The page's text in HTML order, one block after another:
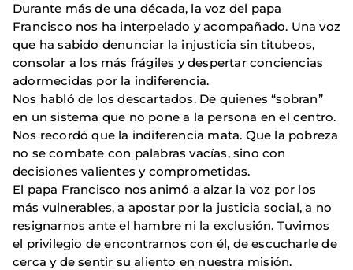
Durante más de una década, la voz del papa
Francisco nos ha interpelado y acompañado. Una voz
que ha sabido denunciar la injusticia sin titubeos,
consolar a los más frágiles y despertar conciencias
adormecidas por la indiferencia.
Nos habló de los descartados. De quienes “sobran”
en un sistema que no pone a la persona en el centro.
Nos recordó que la indiferencia mata. Que la pobreza
no se combate con palabras vacías, sino con
decisiones valientes y comprometidas.
El papa Francisco nos animó a alzar la voz por los
más vulnerables, a apostar por la justicia social, a no
resignarnos ante el hambre ni la exclusión. Tuvimos
el privilegio de encontrarnos con él, de escucharle de
cerca y de sentir su aliento en nuestra misión.